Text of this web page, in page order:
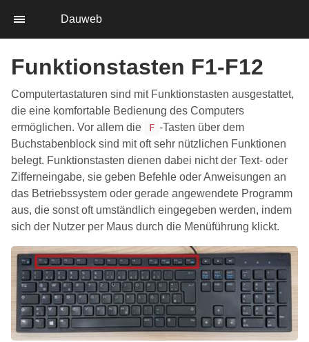
Dauweb
Funktionstasten F1-F12
Computertastaturen sind mit Funktionstasten ausgestattet,
die eine komfortable Bedienung des Computers
ermöglichen. Vor allem die
F -Tasten über dem
Buchstabenblock sind mit oft sehr nützlichen Funktionen
belegt. Funktionstasten dienen dabei nicht der Text- oder
Zifferneingabe, sie geben Befehle oder Anweisungen an
das Betriebssystem oder gerade angewendete Programm
aus, die sonst oft umständlich eingegeben werden, indem
sich der Nutzer per Maus durch die Menüführung klickt.